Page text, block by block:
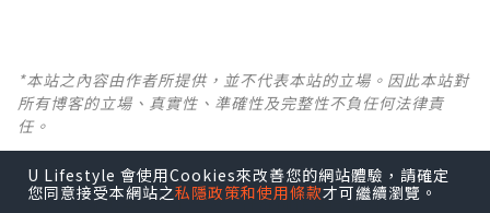
*本站之內容由作者所提供，並不代表本站的立場。因此本站對
所有博客的立場、真實性、準確性及完整性不負任何法律責
任。
【 U Creator 招募 】
出Post賺現金獎賞 l登記《社群創作有價企劃》
U Lifestyle 會使用Cookies來改善您的網站體驗，請確定
您同意接受本網站之私隱政策和使用條款才可繼續瀏覽。